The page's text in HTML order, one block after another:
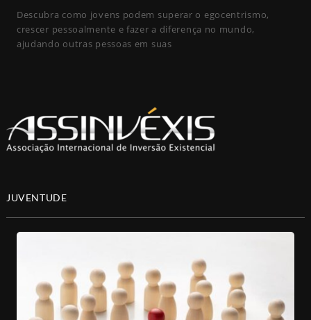
Descubra como jovens podem superar o egocentrismo,
crescer pessoalmente e fazer a diferença no mundo,
ajudando outras pessoas em suas
JUVENTUDE